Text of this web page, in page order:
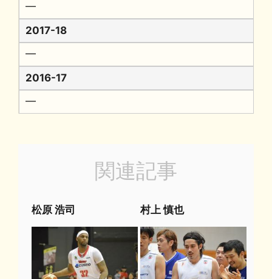
━
2017-18
━
2016-17
━
関連記事
松原 浩司 村上 慎也